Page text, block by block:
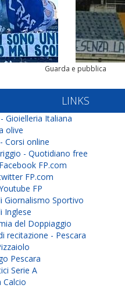
Guarda e pubblica
LINKS
Gioielleria Italiana
olive
Corsi online
- Quotidiano free
FP.com
FP.com
FP
Giornalismo Sportivo
Inglese
del Doppiaggio
recitazione - Pescara
Pescara
Serie A
Calcio